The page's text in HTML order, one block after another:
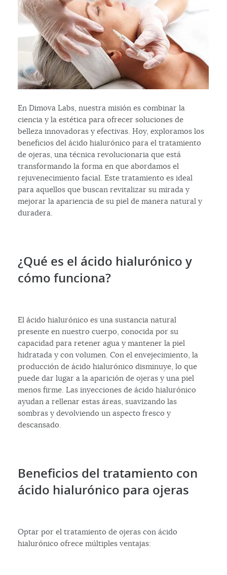
En Dimova Labs, nuestra misión es combinar la
ciencia y la estética para ofrecer soluciones de
belleza innovadoras y efectivas. Hoy, exploramos los
beneficios del ácido hialurónico para el tratamiento
de ojeras, una técnica revolucionaria que está
transformando la forma en que abordamos el
rejuvenecimiento facial. Este tratamiento es ideal
para aquellos que buscan revitalizar su mirada y
mejorar la apariencia de su piel de manera natural y
duradera.
¿Qué es el ácido hialurónico y
cómo funciona?
El ácido hialurónico es una sustancia natural
presente en nuestro cuerpo, conocida por su
capacidad para retener agua y mantener la piel
hidratada y con volumen. Con el envejecimiento, la
producción de ácido hialurónico disminuye, lo que
puede dar lugar a la aparición de ojeras y una piel
menos firme. Las inyecciones de ácido hialurónico
ayudan a rellenar estas áreas, suavizando las
sombras y devolviendo un aspecto fresco y
descansado.
Beneficios del tratamiento con
ácido hialurónico para ojeras
Optar por el tratamiento de ojeras con ácido
hialurónico ofrece múltiples ventajas: